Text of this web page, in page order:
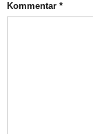
Kommentar *